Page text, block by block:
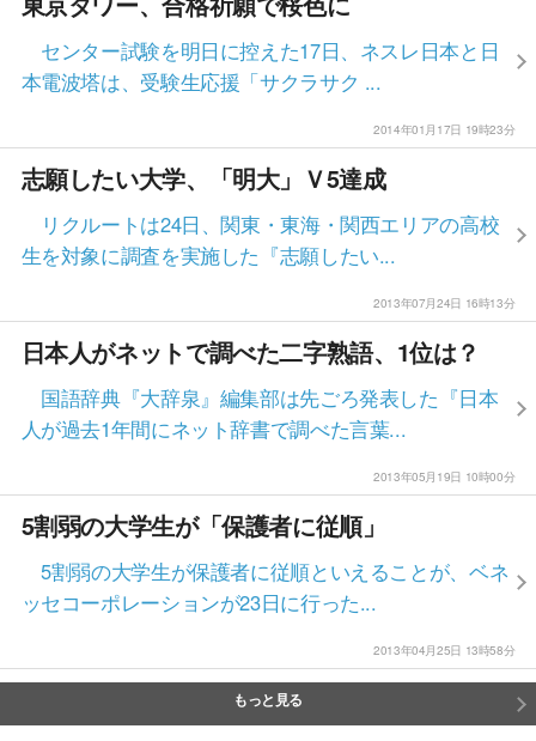
センター試験を明日に控えた17日、ネスレ日本と日
本電波塔は、受験生応援「サクラサク ...
2014年01月17日 19時23分
志願したい大学、「明大」Ｖ5達成
リクルートは24日、関東・東海・関西エリアの高校
生を対象に調査を実施した『志願したい...
2013年07月24日 16時13分
日本人がネットで調べた二字熟語、1位は？
国語辞典『大辞泉』編集部は先ごろ発表した『日本
人が過去1年間にネット辞書で調べた言葉...
2013年05月19日 10時00分
5割弱の大学生が「保護者に従順」
5割弱の大学生が保護者に従順といえることが、ベネ
ッセコーポレーションが23日に行った...
2013年04月25日 13時58分
もっと見る